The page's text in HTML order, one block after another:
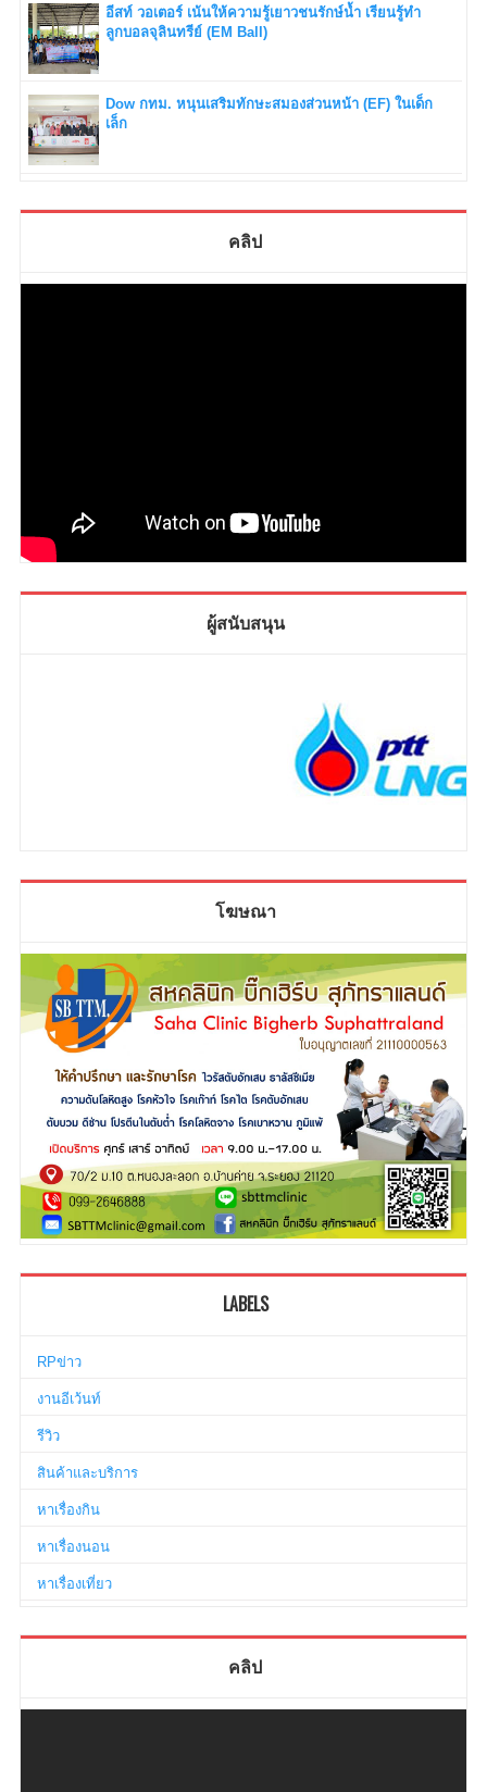
อีสท์ วอเตอร์ เน้นให้ความรู้เยาวชนรักษ์น้ำ เรียนรู้ทำ
ลูกบอลจุลินทรีย์ (EM Ball)
Dow กทม. หนุนเสริมทักษะสมองส่วนหน้า (EF) ในเด็ก
เล็ก
คลิป
ผู้สนับสนุน
โฆษณา
LABELS
RPข่าว
งานอีเว้นท์
รีวิว
สินค้าและบริการ
หาเรื่องกิน
หาเรื่องนอน
หาเรื่องเที่ยว
คลิป